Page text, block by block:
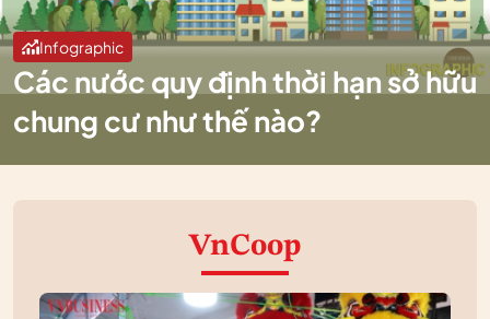
Infographic
Các nước quy định thời hạn sở hữu
chung cư như thế nào?
VnCoop